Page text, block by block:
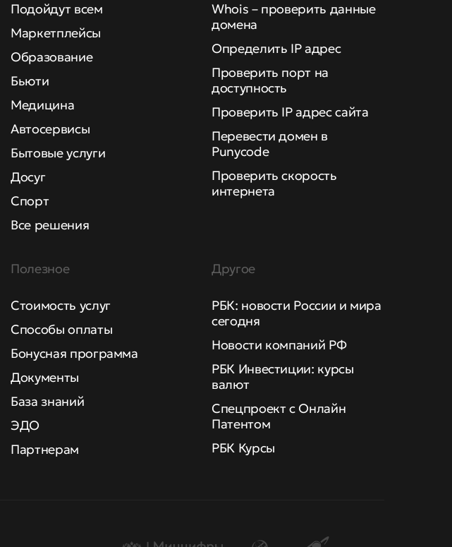
Подойдут всем
Маркетплейсы
Образование
Бьюти
Медицина
Автосервисы
Бытовые услуги
Досуг
Спорт
Все решения
Whois – проверить данные
домена
Определить IP адрес
Проверить порт на
доступность
Проверить IP адрес сайта
Перевести домен в
Punycode
Проверить скорость
интернета
Полезное
Стоимость услуг
Способы оплаты
Бонусная программа
Документы
База знаний
ЭДО
Партнерам
Другое
РБК: новости России и мира
сегодня
Новости компаний РФ
РБК Инвестиции: курсы
валют
Спецпроект с Онлайн
Патентом
РБК Курсы